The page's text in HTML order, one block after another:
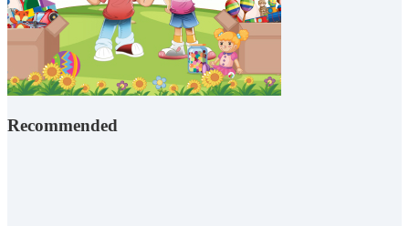
Recommended